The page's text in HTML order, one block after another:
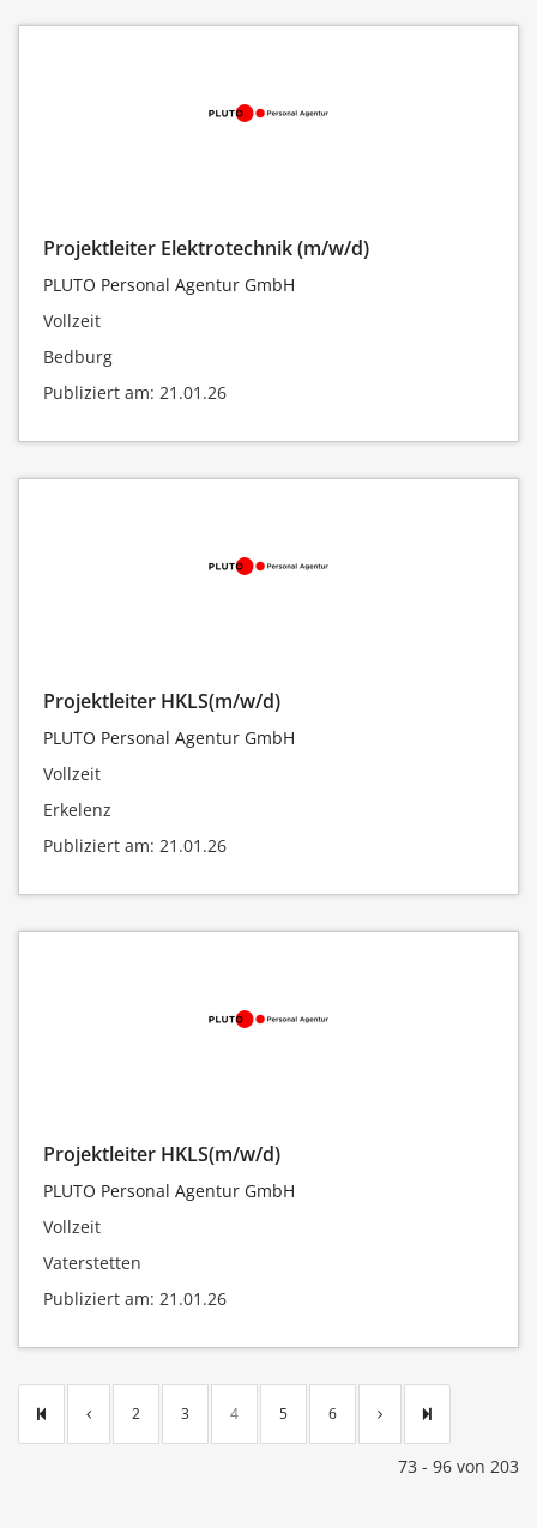
Projektleiter Elektrotechnik (m/w/d)
PLUTO Personal Agentur GmbH
Vollzeit
Bedburg
Publiziert am: 21.01.26
Projektleiter HKLS(m/w/d)
PLUTO Personal Agentur GmbH
Vollzeit
Erkelenz
Publiziert am: 21.01.26
Projektleiter HKLS(m/w/d)
PLUTO Personal Agentur GmbH
Vollzeit
Vaterstetten
Publiziert am: 21.01.26
2 3 4 5 6
73 - 96 von 203